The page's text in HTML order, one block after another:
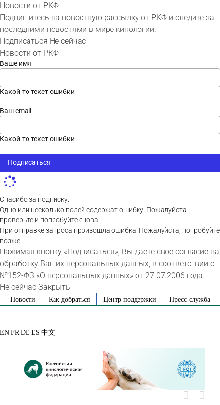
Новости от РКФ
Подпишитесь на новостную рассылку от РКФ и следите за
последними новостями в мире кинологии.
Подписаться Не сейчас
Новости от РКФ
Ваше имя
Какой-то текст ошибки
Ваш email
Какой-то текст ошибки
Подписаться
Спасибо за подписку.
Одно или несколько полей содержат ошибку. Пожалуйста
проверьте и попробуйте снова.
При отправке запроса произошла ошибка. Пожалуйста, попробуйте
позже.
Нажимая кнопку «Подписаться», Вы даете свое согласие на
обработку Ваших персональных данных, в соответствии с
№152-ФЗ «О персональных данных» от 27.07.2006 года.
Не сейчас Закрыть
SkipНовости Как добраться Центр поддержки Пресс-служба
EN FR DE ES 中文